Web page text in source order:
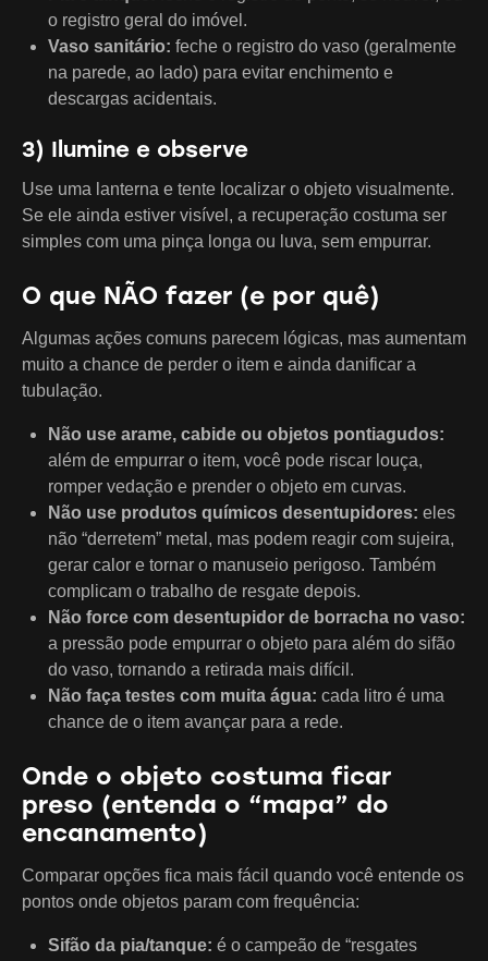
o registro geral do imóvel.
Vaso sanitário: feche o registro do vaso (geralmente
na parede, ao lado) para evitar enchimento e
descargas acidentais.
3) Ilumine e observe
Use uma lanterna e tente localizar o objeto visualmente.
Se ele ainda estiver visível, a recuperação costuma ser
simples com uma pinça longa ou luva, sem empurrar.
O que NÃO fazer (e por quê)
Algumas ações comuns parecem lógicas, mas aumentam
muito a chance de perder o item e ainda danificar a
tubulação.
Não use arame, cabide ou objetos pontiagudos:
além de empurrar o item, você pode riscar louça,
romper vedação e prender o objeto em curvas.
Não use produtos químicos desentupidores: eles
não “derretem” metal, mas podem reagir com sujeira,
gerar calor e tornar o manuseio perigoso. Também
complicam o trabalho de resgate depois.
Não force com desentupidor de borracha no vaso:
a pressão pode empurrar o objeto para além do sifão
do vaso, tornando a retirada mais difícil.
Não faça testes com muita água: cada litro é uma
chance de o item avançar para a rede.
Onde o objeto costuma ficar
preso (entenda o “mapa” do
encanamento)
Comparar opções fica mais fácil quando você entende os
pontos onde objetos param com frequência:
Sifão da pia/tanque: é o campeão de “resgates